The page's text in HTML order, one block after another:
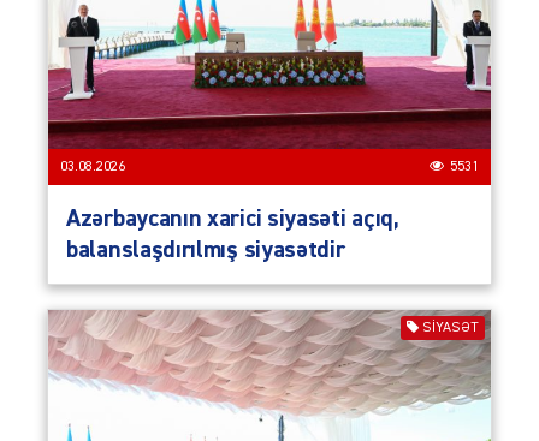
03.08.2026 5531
Azərbaycanın xarici siyasəti açıq,
balanslaşdırılmış siyasətdir
SIYASƏT